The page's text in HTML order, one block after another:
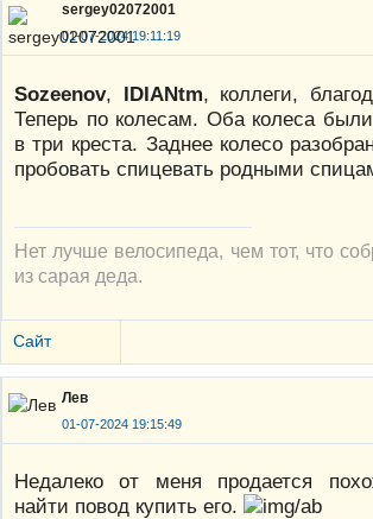
sergey02072001
01-07-2024 19:11:19
Sozeenov, IDIANtm, коллеги,
Теперь по колесам. Оба колеса
в три креста. Заднее колесо
пробовать спицевать родными
Нет лучше велосипеда, чем тот, что
из сарая деда.
Сайт
Лев
01-07-2024 19:15:49
Недалеко от меня продается
найти повод купить его.